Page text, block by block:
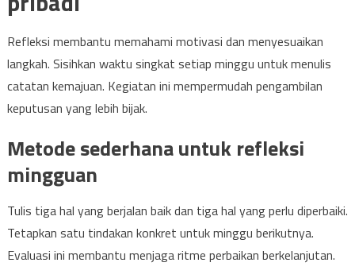
Refleksi membantu memahami motivasi dan menyesuaikan
langkah. Sisihkan waktu singkat setiap minggu untuk menulis
catatan kemajuan. Kegiatan ini mempermudah pengambilan
keputusan yang lebih bijak.
Metode sederhana untuk refleksi
mingguan
Tulis tiga hal yang berjalan baik dan tiga hal yang perlu diperbaiki.
Tetapkan satu tindakan konkret untuk minggu berikutnya.
Evaluasi ini membantu menjaga ritme perbaikan berkelanjutan.